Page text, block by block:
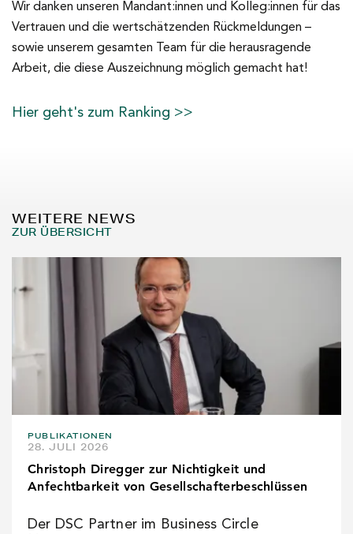
Wir danken unseren Mandant:innen und Kolleg:innen für das
Vertrauen und die wertschätzenden Rückmeldungen –
sowie unserem gesamten Team für die herausragende
Arbeit, die diese Auszeichnung möglich gemacht hat!
Hier geht's zum Ranking >>
WEITERE NEWS
ZUR ÜBERSICHT
PUBLIKATIONEN
28. JULI 2026
Christoph Diregger zur Nichtigkeit und
Anfechtbarkeit von Gesellschafterbeschlüssen
Der DSC Partner im Business Circle